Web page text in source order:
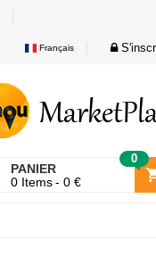
Français
PANIER
0
0 Items 0 €